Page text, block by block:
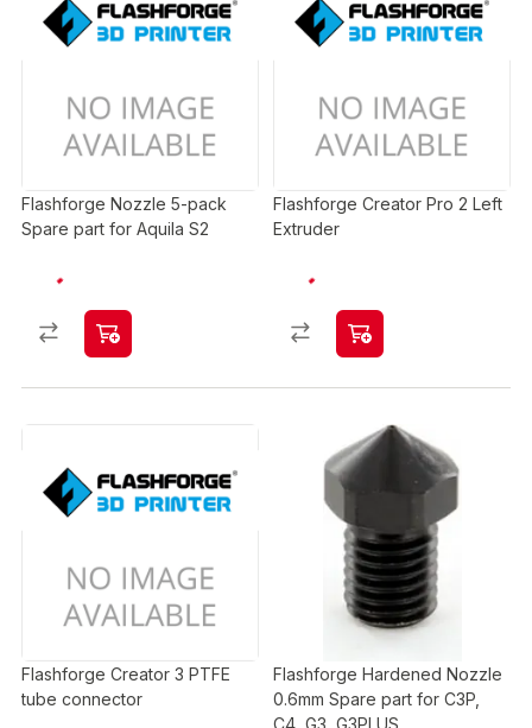
Flashforge Nozzle 5-pack
Spare part for Aquila S2
Flashforge Creator Pro 2 Left
Extruder
Flashforge Creator 3 PTFE
tube connector
Flashforge Hardened Nozzle
0.6mm Spare part for C3P,
C4, G3, G3PLUS